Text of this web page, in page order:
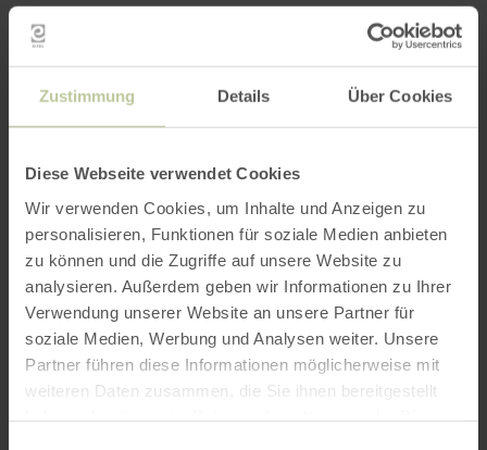
Zustimmung Details Über Cookies
Diese Webseite verwendet Cookies
Wir verwenden Cookies, um Inhalte und Anzeigen zu
personalisieren, Funktionen für soziale Medien anbieten
zu können und die Zugriffe auf unsere Website zu
analysieren. Außerdem geben wir Informationen zu Ihrer
Verwendung unserer Website an unsere Partner für
soziale Medien, Werbung und Analysen weiter. Unsere
Partner führen diese Informationen möglicherweise mit
weiteren Daten zusammen, die Sie ihnen bereitgestellt
Meer informatie
Openingstijden
Kenmerken / bijzonderheden
Categorieën
Aantal zitplaatsen
Impressies